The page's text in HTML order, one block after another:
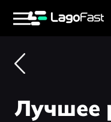
Лучшее